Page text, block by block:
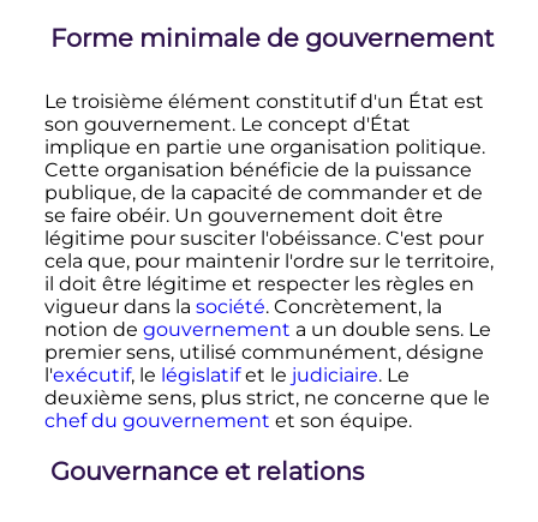
Forme minimale de gouvernement
Le troisième élément constitutif d'un État est
son gouvernement. Le concept d'État
implique en partie une organisation politique.
Cette organisation bénéficie de la puissance
publique, de la capacité de commander et de
se faire obéir. Un gouvernement doit être
légitime pour susciter l'obéissance. C'est pour
cela que, pour maintenir l'ordre sur le territoire,
il doit être légitime et respecter les règles en
vigueur dans la société. Concrètement, la
notion de gouvernement a un double sens. Le
premier sens, utilisé communément, désigne
l'exécutif, le législatifet le judiciaire. Le
deuxième sens, plus strict, ne concerne que le
chef du gouvernement et son équipe.
Gouvernance et relations